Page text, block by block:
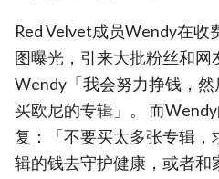
Red Velvet成员Wendy在收
图曝光，引来大批粉丝和
Wendy「我会努力挣钱，
买欧尼的专辑」。 而
复：「不要买太多张专辑
辑的钱去守护健康，或者和